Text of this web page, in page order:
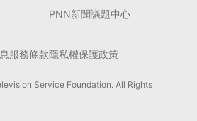
PNN新聞議題中心
服務條款隱私權保護政策
Service Foundation. All Rights